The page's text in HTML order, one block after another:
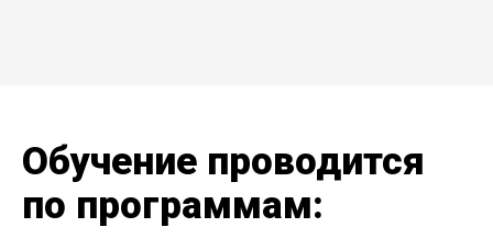
Обучение проводится
по программам: